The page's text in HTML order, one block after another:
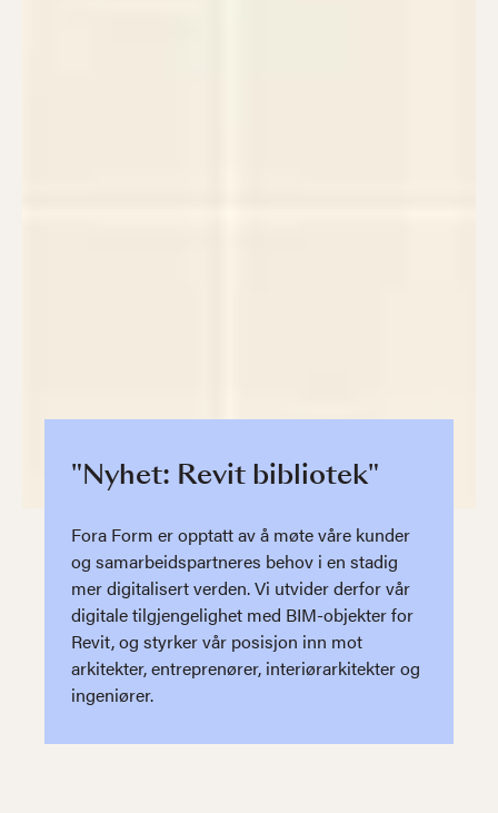
"Nyhet: Revit bibliotek"
Fora Form er opptatt av å møte våre kunder
og samarbeidspartneres behov i en stadig
mer digitalisert verden. Vi utvider derfor vår
digitale tilgjengelighet med BIM-objekter for
Revit, og styrker vår posisjon inn mot
arkitekter, entreprenører, interiørarkitekter og
ingeniører.